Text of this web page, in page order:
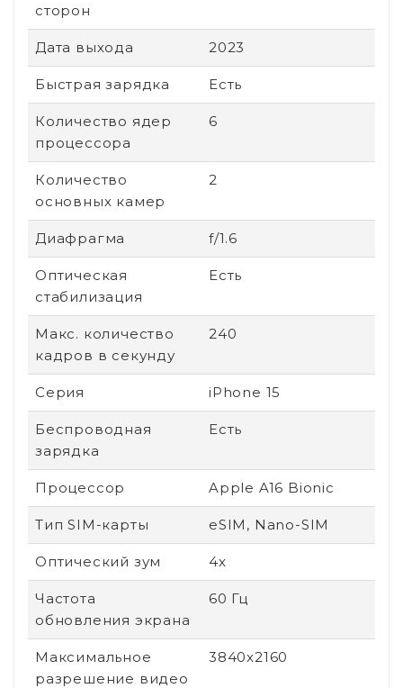
сторон
Дата выхода 2023
Быстрая зарядка Есть
Количество ядер
процессора
6
Количество
основных камер
2
Диафрагма f/1.6
Оптическая
стабилизация
Есть
Макс. количество
кадров в секунду
240
Серия iPhone 15
Беспроводная
зарядка
Есть
Процессор Apple A16 Bionic
Тип SIM-карты eSIM, Nano-SIM
Оптический зум 4x
Частота
обновления экрана
60 Гц
Максимальное
разрешение видео
3840x2160